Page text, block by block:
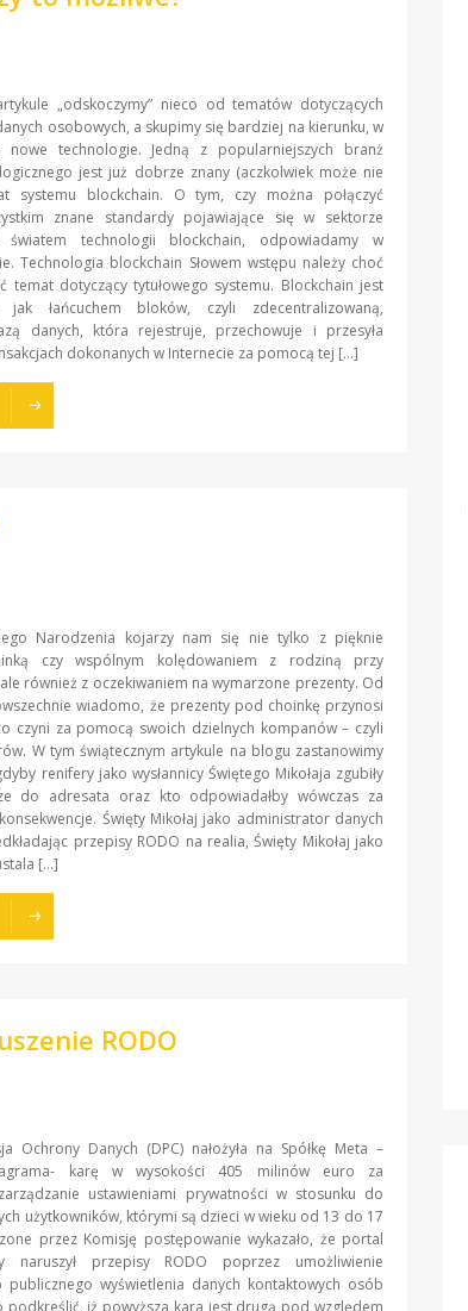
„odskoczymy” nieco od tematów dotyczących
osobowych, a skupimy się bardziej na kierunku, w
nowe technologie. Jedną z popularniejszych branż
jest już dobrze znany (aczkolwiek może nie
systemu blockchain. O tym, czy można połączyć
znane standardy pojawiające się w sektorze
światem technologii blockchain, odpowiadamy w
Technologia blockchain Słowem wstępu należy choć
temat dotyczący tytułowego systemu. Blockchain jest
jak łańcuchem bloków, czyli zdecentralizowaną,
danych, która rejestruje, przechowuje i przesyła
dokonanych w Internecie za pomocą tej […]
Narodzenia kojarzy nam się nie tylko z pięknie
czy wspólnym kolędowaniem z rodziną przy
również z oczekiwaniem na wymarzone prezenty. Od
wiadomo, że prezenty pod choinkę przynosi
czyni za pomocą swoich dzielnych kompanów – czyli
W tym świątecznym artykule na blogu zastanowimy
renifery jako wysłannicy Świętego Mikołaja zgubiły
do adresata oraz kto odpowiadałby wówczas za
Święty Mikołaj jako administrator danych
przepisy RODO na realia, Święty Mikołaj jako
[…]
RODO
Ochrony Danych (DPC) nałożyła na Spółkę Meta –
karę w wysokości 405 milinów euro za
ustawieniami prywatności w stosunku do
użytkowników, którymi są dzieci w wieku od 13 do 17
przez Komisję postępowanie wykazało, że portal
naruszył przepisy RODO poprzez umożliwienie
publicznego wyświetlenia danych kontaktowych osób
podkreślić, iż powyższa kara jest drugą pod względem